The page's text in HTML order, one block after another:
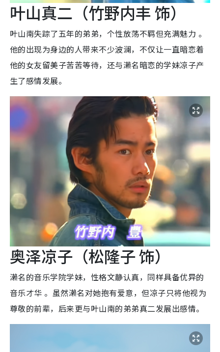
叶山真二（竹野内丰 饰）
叶山南失踪了五年的弟弟，个性放荡不羁但充满魅力 。
他的出现为身边的人带来不少波澜，不仅让一直暗恋着
他的女友留美子苦苦等待，还与濑名暗恋的学妹凉子产
生了感情发展。
奥泽凉子（松隆子 饰）
濑名的音乐学院学妹，性格文静认真，同样具备优异的
音乐才华 。虽然濑名对她抱有爱意，但凉子只将他视为
尊敬的前辈，后来更与叶山南的弟弟真二发展出感情。